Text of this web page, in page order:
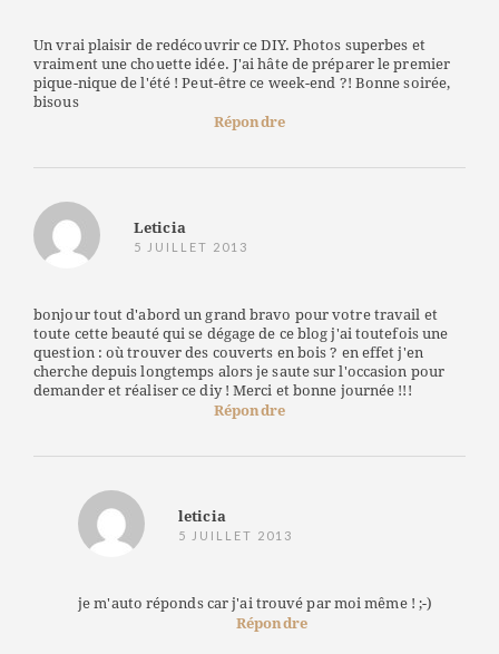
Un vrai plaisir de redécouvrir ce DIY. Photos superbes et
vraiment une chouette idée. J'ai hâte de préparer le premier
pique-nique de l'été ! Peut-être ce week-end ?! Bonne soirée,
bisous
Répondre
Leticia
5 JUILLET 2013
bonjour tout d'abord un grand bravo pour votre travail et
toute cette beauté qui se dégage de ce blog j'ai toutefois une
question : où trouver des couverts en bois ? en effet j'en
cherche depuis longtemps alors je saute sur l'occasion pour
demander et réaliser ce diy ! Merci et bonne journée !!!
Répondre
leticia
5 JUILLET 2013
je m'auto réponds car j'ai trouvé par moi même ! ;-)
Répondre